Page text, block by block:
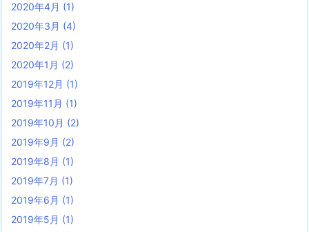
2020年4月 (1)
2020年3月 (4)
2020年2月 (1)
2020年1月 (2)
2019年12月 (1)
2019年11月 (1)
2019年10月 (2)
2019年9月 (2)
2019年8月 (1)
2019年7月 (1)
2019年6月 (1)
2019年5月 (1)